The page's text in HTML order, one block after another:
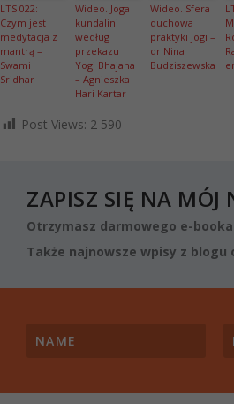
LTS 022:
Czym jest
medytacja z
mantrą –
Swami
Sridhar
Wideo. Joga
kundalini
według
przekazu
Yogi Bhajana
– Agnieszka
Hari Kartar
Wideo. Sfera
duchowa
praktyki jogi –
dr Nina
Budziszewska
Post Views: 2 590
ZAPISZ SIĘ NA MÓJ
Otrzymasz darmowego e-
Także najnowsze wpisy z